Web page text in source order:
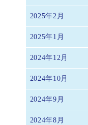
2025年2月
2025年1月
2024年12月
2024年10月
2024年9月
2024年8月